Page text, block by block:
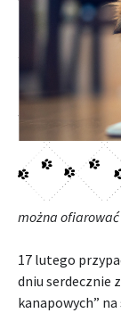
można ofiarować
17 lutego
dniu serdecznie
kanapowych”